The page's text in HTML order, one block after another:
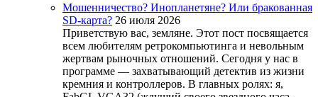
Мошенничество? Инопланетяне? Или бракованная
SD-карта? 26 июля 2026
Приветствую вас, земляне. Этот пост посвящается
всем любителям ретрокомпьютинга и невольным
жертвам рыночных отношений. Сегодня у нас в
программе — захватывающий детектив из жизни
кремния и контроллеров. В главных ролях: я,